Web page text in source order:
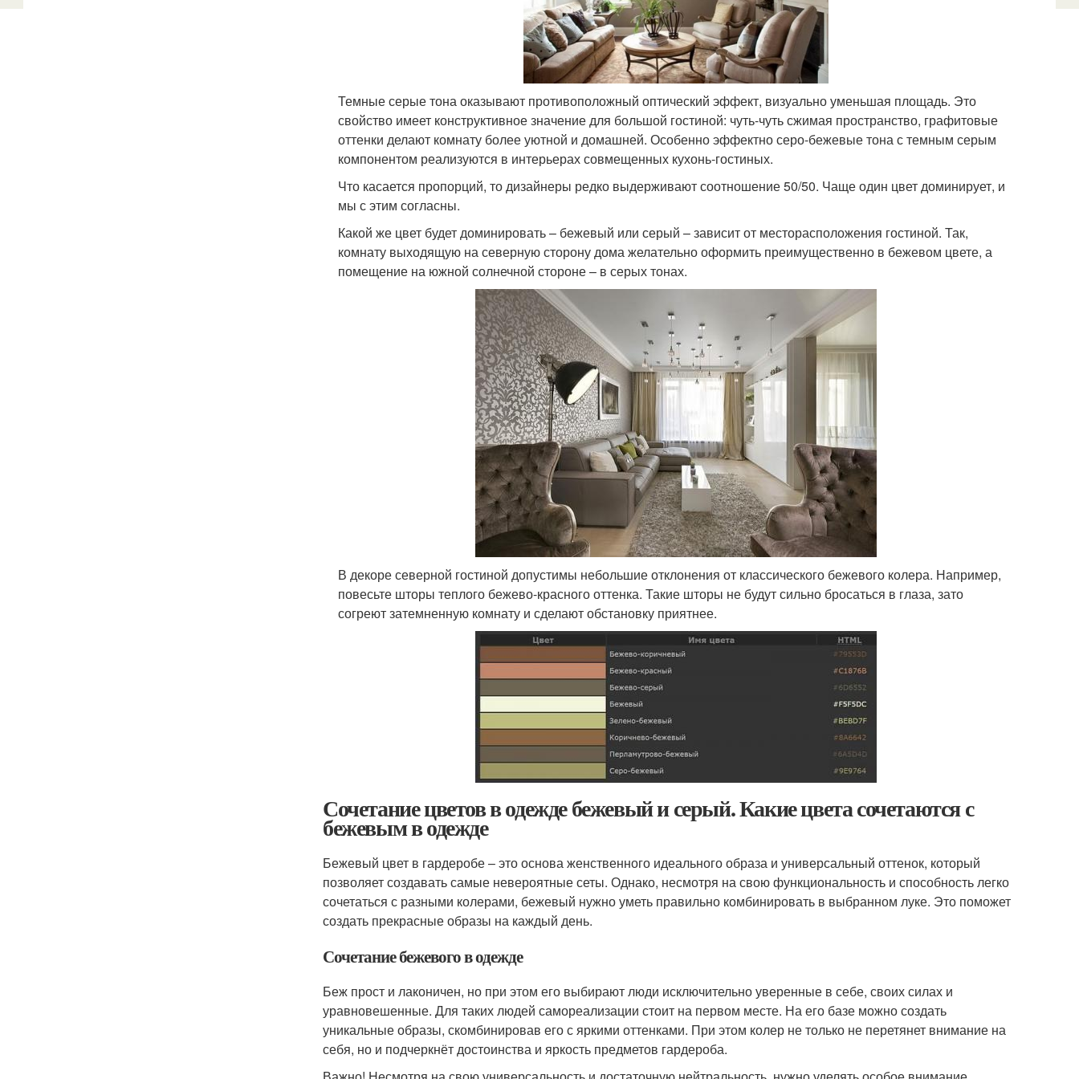
Темные серые тона оказывают противоположный оптический эффект, визуально уменьшая площадь. Это
свойство имеет конструктивное значение для большой гостиной: чуть-чуть сжимая пространство, графитовые
оттенки делают комнату более уютной и домашней. Особенно эффектно серо-бежевые тона с темным серым
компонентом реализуются в интерьерах совмещенных кухонь-гостиных.
Что касается пропорций, то дизайнеры редко выдерживают соотношение 50/50. Чаще один цвет доминирует, и
мы с этим согласны.
Какой же цвет будет доминировать – бежевый или серый – зависит от месторасположения гостиной. Так,
комнату выходящую на северную сторону дома желательно оформить преимущественно в бежевом цвете, а
помещение на южной солнечной стороне – в серых тонах.
В декоре северной гостиной допустимы небольшие отклонения от классического бежевого колера. Например,
повесьте шторы теплого бежево-красного оттенка. Такие шторы не будут сильно бросаться в глаза, зато
согреют затемненную комнату и сделают обстановку приятнее.
Сочетание цветов в одежде бежевый и серый. Какие цвета сочетаются с
бежевым в одежде
Бежевый цвет в гардеробе – это основа женственного идеального образа и универсальный оттенок, который
позволяет создавать самые невероятные сеты. Однако, несмотря на свою функциональность и способность легко
сочетаться с разными колерами, бежевый нужно уметь правильно комбинировать в выбранном луке. Это поможет
создать прекрасные образы на каждый день.
Сочетание бежевого в одежде
Беж прост и лаконичен, но при этом его выбирают люди исключительно уверенные в себе, своих силах и
уравновешенные. Для таких людей самореализации стоит на первом месте. На его базе можно создать
уникальные образы, скомбинировав его с яркими оттенками. При этом колер не только не перетянет внимание на
себя, но и подчеркнёт достоинства и яркость предметов гардероба.